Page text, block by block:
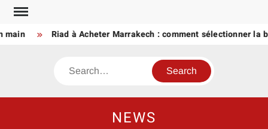
Skip
content
Riad à Acheter Marrakech : comment sélectionner la
Search
NEWS